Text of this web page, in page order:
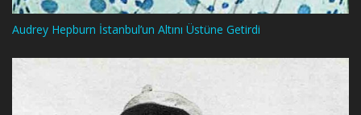
Audrey Hepburn İstanbul’un Altını Üstüne Getirdi